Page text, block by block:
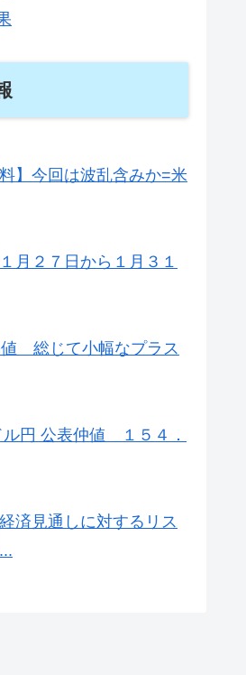
】今回は波乱含みか=米
月２７日から１月３１
値 総じて小幅なプラス
円 公表仲値 １５４．
済見通しに対するリス